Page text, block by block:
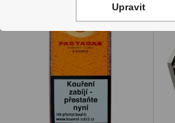
Upravit